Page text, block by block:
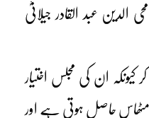
الدین عبد القادر جیلانیؓ
کیونکہ ان کی مجلس اختیار
حاصل ہوتی ہے اور